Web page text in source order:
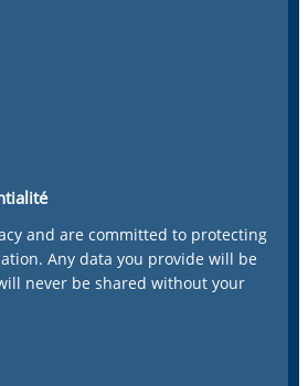
and are committed to protecting
Any data you provide will be
never be shared without your